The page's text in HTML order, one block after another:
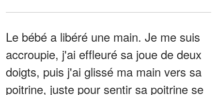
Le bébé a libéré une main. Je me suis
accroupie, j'ai effleuré sa joue de deux
doigts, puis j'ai glissé ma main vers sa
poitrine, juste pour sentir sa poitrine se